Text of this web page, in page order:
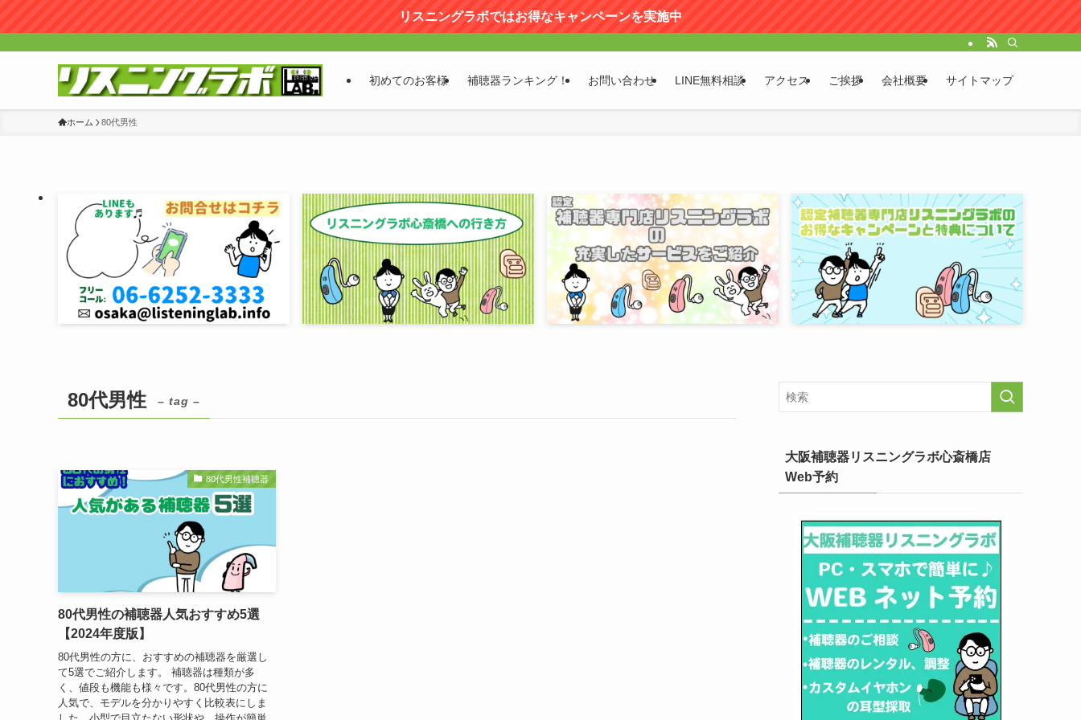
リスニングラボではお得なキャンペーンを実施中
初めてのお客様 補聴器ランキング！ お問い合わせ LINE無料相談 アクセス ご挨拶 会社概要 サイトマップ
ホーム 80代男性
80代男性 – tag –
80代男性補聴器
80代男性の補聴器人気おすすめ5選
【2024年度版】
80代男性の方に、おすすめの補聴器を厳選し
て5選でご紹介します。 補聴器は種類が多
く、値段も機能も様々です。80代男性の方に
人気で、モデルを分かりやすく比較表にしま
大阪補聴器リスニングラボ心斎橋店
Web予約